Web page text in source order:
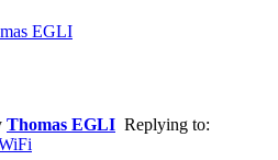
EGLI
Thomas EGLI Replying to: